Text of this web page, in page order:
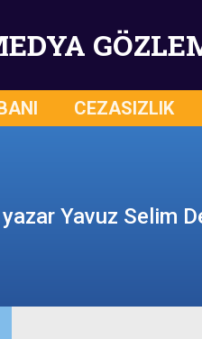
CEZASIZLIK
Yavuz Selim